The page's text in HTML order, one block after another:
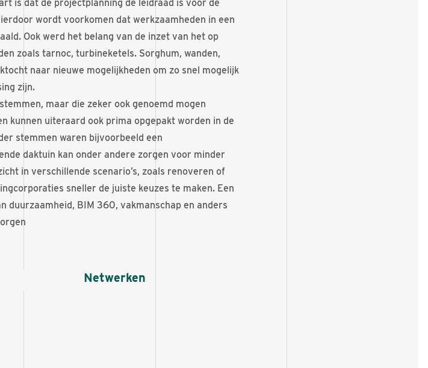
is dat de projectplanning de leidraad is voor de
wordt voorkomen dat werkzaamheden in een
Ook werd het belang van de inzet van het op
zoals tarnoc, turbineketels. Sorghum, wanden,
naar nieuwe mogelijkheden om zo snel mogelijk
zijn.
maar die zeker ook genoemd mogen
kunnen uiteraard ook prima opgepakt worden in de
stemmen waren bijvoorbeeld een
daktuin kan onder andere zorgen voor minder
in verschillende scenario’s, zoals renoveren of
sneller de juiste keuzes te maken. Een
duurzaamheid, BIM 360, vakmanschap en anders
Netwerken